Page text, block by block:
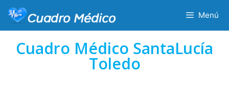
Menú
Cuadro Médico SantaLucía
Toledo